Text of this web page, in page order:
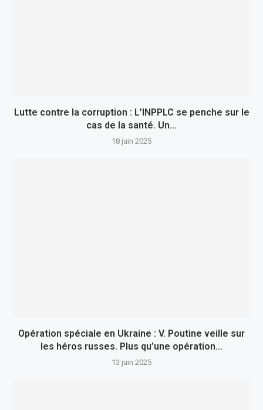
Lutte contre la corruption : L’INPPLC se penche sur le
cas de la santé. Un...
18 juin 2025
Opération spéciale en Ukraine : V. Poutine veille sur
les héros russes. Plus qu’une opération...
13 juin 2025